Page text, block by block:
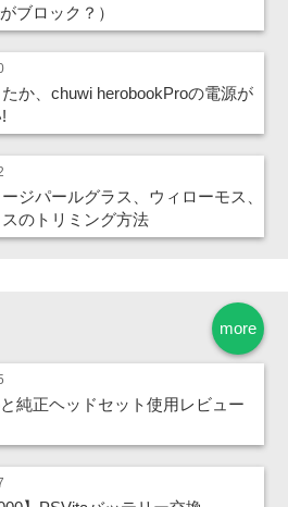
ブロック？）
か、chuwi herobookProの電源が
ジパールグラス、ウィローモス、
のトリミング方法
more
純正ヘッドセット使用レビュー